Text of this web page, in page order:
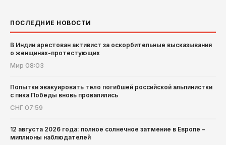
ПОСЛЕДНИЕ НОВОСТИ
В Индии арестован активист за оскорбительные высказывания
о женщинах-протестующих
Мир 08:03
Попытки эвакуировать тело погибшей российской альпинистки
с пика Победы вновь провалились
СНГ07:59
12 августа 2026 года: полное солнечное затмение в Европе –
миллионы наблюдателей